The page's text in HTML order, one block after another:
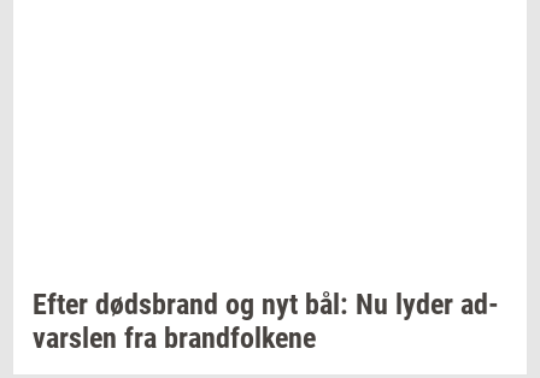
Efter døds­brand og nyt bål: Nu lyder ad­
vars­len fra brand­fol­ke­ne